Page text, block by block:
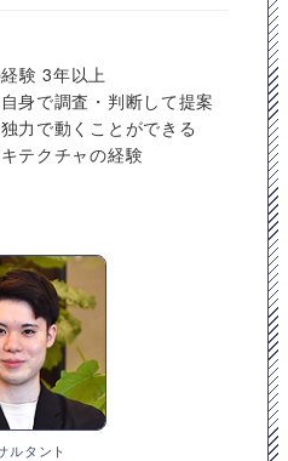
験 3年以上
身で調査・判断して提案
力で動くことができる
テクチャの経験
ルタント